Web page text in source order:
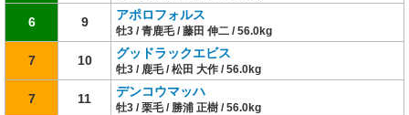
6 9 アポロフォルス
牡3 / 青鹿毛 / 藤田 伸二 / 56.0kg
7 10 グッドラックエビス
牡3 / 鹿毛 / 松田 大作 / 56.0kg
7 11 デンコウマッハ
牡3 / 栗毛 / 勝浦 正樹 / 56.0kg